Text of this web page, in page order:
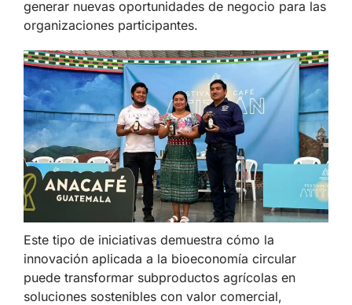
generar nuevas oportunidades de negocio para las
organizaciones participantes.
Este tipo de iniciativas demuestra cómo la
innovación aplicada a la bioeconomía circular
puede transformar subproductos agrícolas en
soluciones sostenibles con valor comercial,